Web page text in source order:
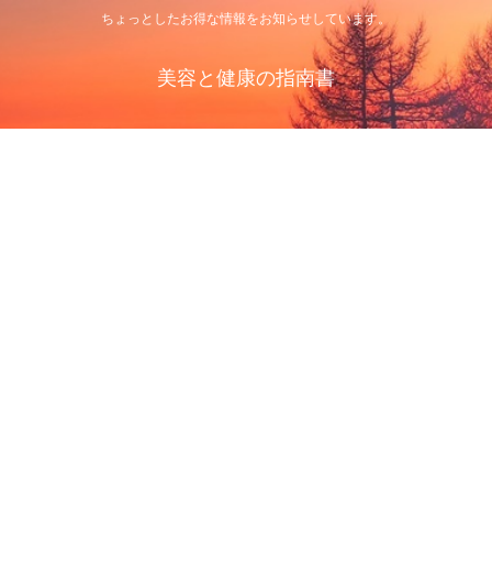
ちょっとしたお得な情報をお知らせしています。
美容と健康の指南書